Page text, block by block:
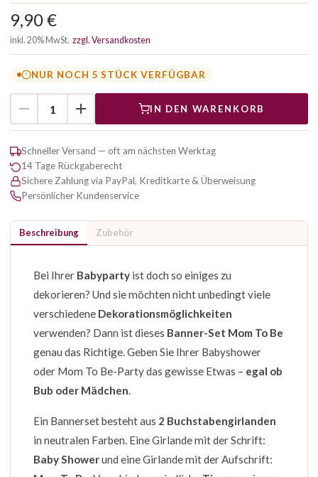
9,90 €
inkl. 20% MwSt. zzgl. Versandkosten
NUR NOCH 5 STÜCK VERFÜGBAR
IN DEN WARENKORB
Schneller Versand — oft am nächsten Werktag
14 Tage Rückgaberecht
Sichere Zahlung via PayPal, Kreditkarte & Überweisung
Persönlicher Kundenservice
Beschreibung Zubehör
Bei Ihrer Babyparty ist doch so einiges zu
dekorieren? Und sie möchten nicht unbedingt viele
verschiedene Dekorationsmöglichkeiten
verwenden? Dann ist dieses Banner-Set Mom To Be
genau das Richtige. Geben Sie Ihrer Babyshower
oder Mom To Be-Party das gewisse Etwas – egal ob
Bub oder Mädchen.
Ein Bannerset besteht aus 2 Buchstabengirlanden
in neutralen Farben. Eine Girlande mit der Schrift:
Baby Showerund eine Girlande mit der Aufschrift: